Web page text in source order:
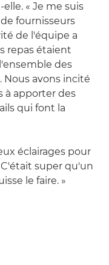
« Je me suis
fournisseurs
de l'équipe a
repas étaient
des
Nous avons incité
à apporter des
qui font la
éclairages pour
super qu'un
le faire. »